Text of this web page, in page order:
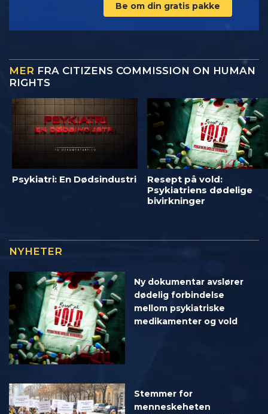
Be om din gratis pakke
MER FRA CITIZENS COMMISSION ON HUMAN
RIGHTS
Psykiatri: En Dødsindustri
Resept på vold:
Psykiatriens dødelige
bivirkninger
NYHETER
Ny dokumentar avslører
dødelig forbindelse
mellom psykiatriske
medikamenter og vold
Stemmer for
menneskeheten